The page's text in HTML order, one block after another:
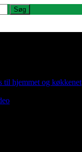
til hjemmet og køkkenet